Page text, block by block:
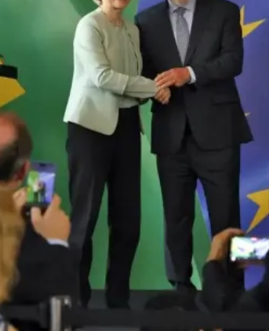
ビジネス
コラム